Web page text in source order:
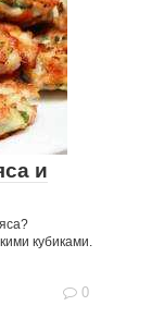
и
кубиками.
0